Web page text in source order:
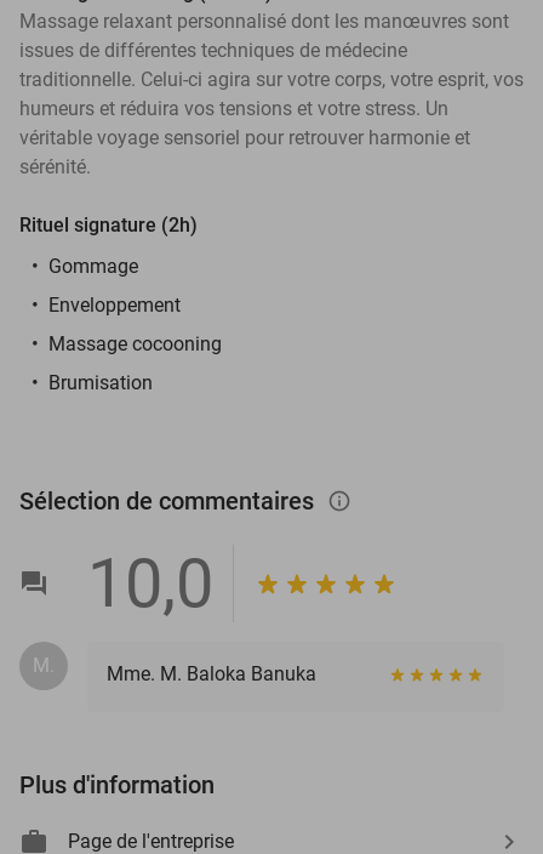
Massage relaxant personnalisé dont les manœuvres sont
issues de différentes techniques de médecine
traditionnelle. Celui-ci agira sur votre corps, votre esprit, vos
humeurs et réduira vos tensions et votre stress. Un
véritable voyage sensoriel pour retrouver harmonie et
sérénité.
Rituel signature (2h)
Gommage
Enveloppement
Massage cocooning
Brumisation
Sélection de commentaires info_outlined
10,0
M. Mme. M. Baloka Banuka
Plus d'information
Page de l'entreprise